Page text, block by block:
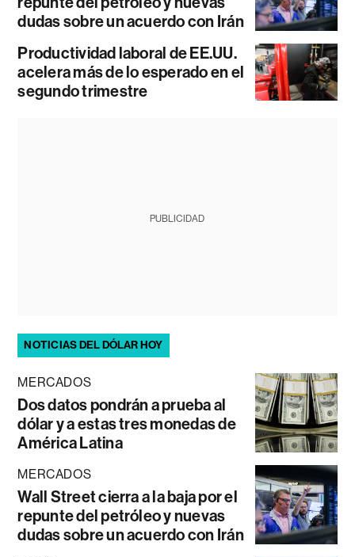
dudas sobre un acuerdo con Irán
Productividad laboral de EE.UU.
acelera más de lo esperado en el
segundo trimestre
PUBLICIDAD
NOTICIAS DEL DÓLAR HOY
MERCADOS
Dos datos pondrán a prueba al
dólar y a estas tres monedas de
América Latina
MERCADOS
Wall Street cierra a la baja por el
repunte del petróleo y nuevas
dudas sobre un acuerdo con Irán